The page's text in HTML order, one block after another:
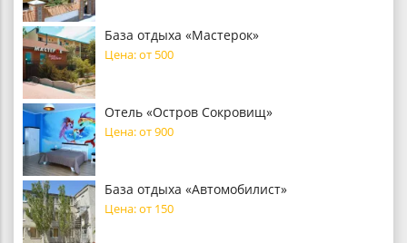
База отдыха «Мастерок»
Цена: от 500
Отель «Остров Сокровищ»
Цена: от 900
База отдыха «Автомобилист»
Цена: от 150